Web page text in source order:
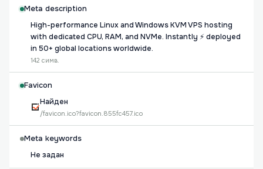
Meta description
High-performance Linux and Windows KVM VPS hosting
with dedicated CPU, RAM, and NVMe. Instantly ⚡️ deployed
in 50+ global locations worldwide.
142 симв.
Favicon
Найден
/favicon.ico?favicon.855fc457.ico
Meta keywords
Не задан